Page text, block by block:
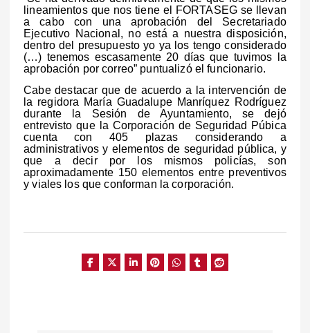
lineamientos que nos tiene el FORTASEG se llevan
a cabo con una aprobación del Secretariado
Ejecutivo Nacional, no está a nuestra disposición,
dentro del presupuesto yo ya los tengo considerado
(…) tenemos escasamente 20 días que tuvimos la
aprobación por correo” puntualizó el funcionario.
Cabe destacar que de acuerdo a la intervención de
la regidora María Guadalupe Manríquez Rodríguez
durante la Sesión de Ayuntamiento, se dejó
entrevisto que la Corporación de Seguridad Púbica
cuenta con 405 plazas considerando a
administrativos y elementos de seguridad pública, y
que a decir por los mismos policías, son
aproximadamente 150 elementos entre preventivos
y viales los que conforman la corporación.